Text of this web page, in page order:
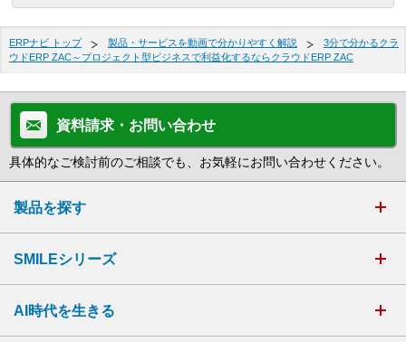
ERPナビ トップ 製品・サービスを動画で分かりやすく解説
3分で分かるクラ
ウドERP ZAC～プロジェクト型ビジネスで利益化するならクラウドERP ZAC
資料請求・お問い合わせ
具体的なご検討前のご相談でも、お気軽にお問い合わせください。
製品を探す
SMILEシリーズ
AI時代を生きる